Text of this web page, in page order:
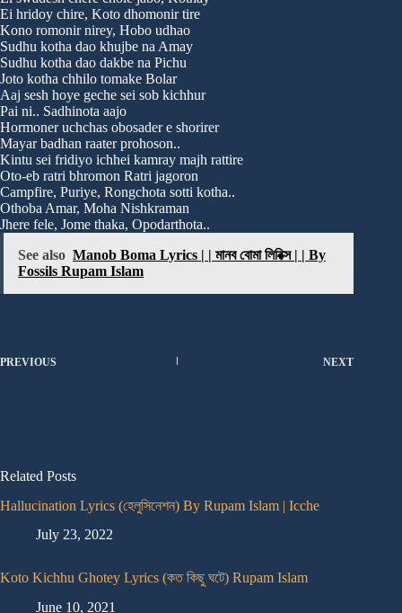
Ei hridoy chire, Koto dhomonir tire
Kono romonir nirey, Hobo udhao
Sudhu kotha dao khujbe na Amay
Sudhu kotha dao dakbe na Pichu
Joto kotha chhilo tomake Bolar
Aaj sesh hoye geche sei sob kichhur
Pai ni.. Sadhinota aajo
Hormoner uchchas obosader e shorirer
Mayar badhan raater prohoson..
Kintu sei fridiyo ichhei kamray majh rattire
Oto-eb ratri bhromon Ratri jagoron
Campfire, Puriye, Rongchota sotti kotha..
Othoba Amar, Moha Nishkraman
Jhere fele, Jome thaka, Opodarthota..
See also Manob Boma Lyrics | | মানব বোমা লিরিক্স | | By
Fossils Rupam Islam
PREVIOUS NEXT
Related Posts
Hallucination Lyrics (হেলুসিনেশন) By Rupam Islam | Icche
July 23, 2022
Koto Kichhu Ghotey Lyrics (কত কিছু ঘটে) Rupam Islam
June 10, 2021